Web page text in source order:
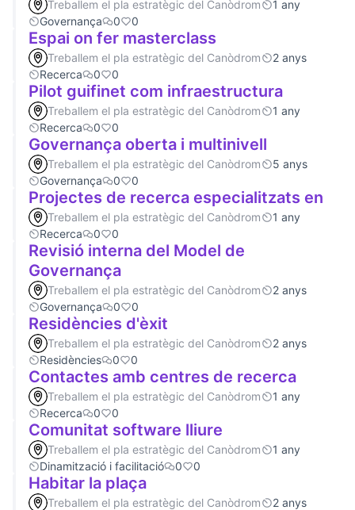
Treballem el pla estratègic del Canòdrom
1 any
Governança
0 0
Espai on fer masterclass
Treballem el pla estratègic del Canòdrom
2 anys
Recerca
0 0
Pilot guifinet com infraestructura
Treballem el pla estratègic del Canòdrom
1 any
Recerca
0 0
Governança oberta i multinivell
Treballem el pla estratègic del Canòdrom
5 anys
Governança
0 0
Projectes de recerca especialitzats en
Treballem el pla estratègic del Canòdrom
1 any
Recerca
0 0
Revisió interna del Model de
Governança
Treballem el pla estratègic del Canòdrom
2 anys
Governança
0 0
Residències d'èxit
Treballem el pla estratègic del Canòdrom
2 anys
Residències
0 0
Contactes amb centres de recerca
Treballem el pla estratègic del Canòdrom
1 any
Recerca
0 0
Comunitat software lliure
Treballem el pla estratègic del Canòdrom
1 any
Dinamització i facilitació
0 0
Habitar la plaça
Treballem el pla estratègic del Canòdrom
2 anys